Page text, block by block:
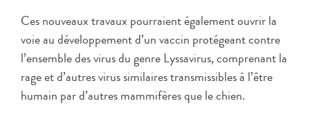
Ces nouveaux travaux pourraient également ouvrir la
voie au développement d’un vaccin protégeant contre
l’ensemble des virus du genre Lyssavirus, comprenant la
rage et d’autres virus similaires transmissibles à l’être
humain par d’autres mammifères que le chien.